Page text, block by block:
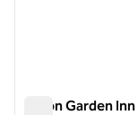
Hilton Garden